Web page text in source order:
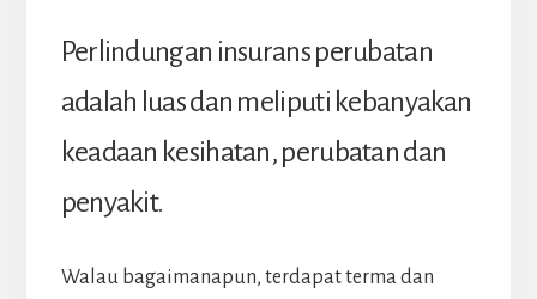
Perlindungan insurans perubatan
adalah luas dan meliputi kebanyakan
keadaan kesihatan, perubatan dan
penyakit.
Walau bagaimanapun, terdapat terma dan